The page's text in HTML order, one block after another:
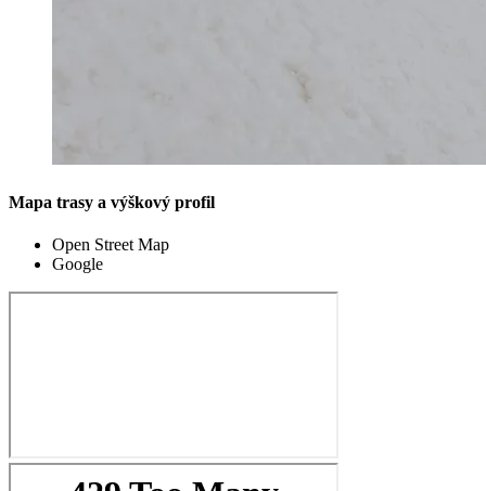
Mapa trasy a výškový profil
Open Street Map
Google